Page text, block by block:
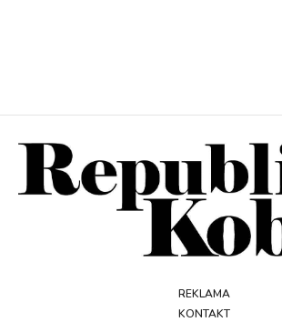
REKLAMA
KONTAKT